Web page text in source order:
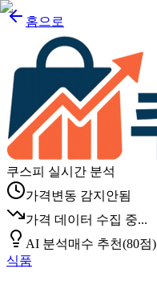
홈으로
쿠스피 실시간 분석
가격변동 감지안됨
가격 데이터 수집 중...
AI 분석매수 추천(80점)
식품